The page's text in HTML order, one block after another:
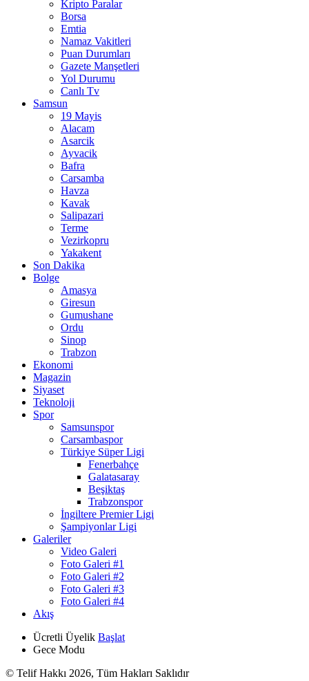
Kripto Paralar
Borsa
Emtia
Namaz Vakitleri
Puan Durumları
Gazete Manşetleri
Yol Durumu
Canlı Tv
Samsun
19 Mayis
Alacam
Asarcik
Ayvacik
Bafra
Carsamba
Havza
Kavak
Salipazari
Terme
Vezirkopru
Yakakent
Son Dakika
Bolge
Amasya
Giresun
Gumushane
Ordu
Sinop
Trabzon
Ekonomi
Magazin
Siyaset
Teknoloji
Spor
Samsunspor
Carsambaspor
Türkiye Süper Ligi
Fenerbahçe
Galatasaray
Beşiktaş
Trabzonspor
İngiltere Premier Ligi
Şampiyonlar Ligi
Galeriler
Video Galeri
Foto Galeri #1
Foto Galeri #2
Foto Galeri #3
Foto Galeri #4
Akış
Ücretli Üyelik Başlat
Gece Modu
© Telif Hakkı 2026, Tüm Hakları Saklıdır